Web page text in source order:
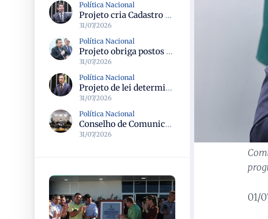
Política Nacional
Projeto cria Cadastro Nacional de Doenças Raras e regras para dispensação de medicamentos pelo SUS
31/07/2026
Política Nacional
Projeto obriga postos a detalhar a composição do preço dos combustíveis em documentos fiscais
31/07/2026
Política Nacional
Projeto de lei determina prioridade na investigação de crimes sexuais contra crianças e adolescentes com prazos máximos
31/07/2026
Política Nacional
Conselho de Comunicação Social realiza duas reuniões no Senado sobre marco legal da inteligência artificial e regulação de plataformas digitais
31/07/2026
01/